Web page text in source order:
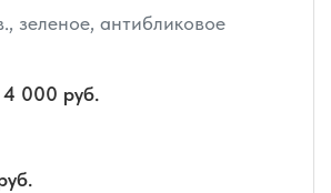
зеленое, антибликовое
4 000 руб.